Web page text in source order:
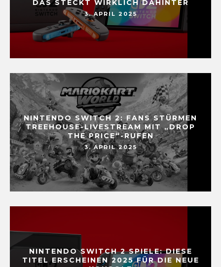
DAS STECKT WIRKLICH DAHINTER
3. APRIL 2025
NINTENDO SWITCH 2: FANS STÜRMEN
TREEHOUSE-LIVESTREAM MIT „DROP
THE PRICE“-RUFEN
3. APRIL 2025
NINTENDO SWITCH 2 SPIELE: DIESE
TITEL ERSCHEINEN 2025 FÜR DIE NEUE